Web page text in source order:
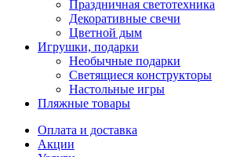
Праздничная светотехника
Декоративные свечи
Цветной дым
Игрушки, подарки
Необычные подарки
Светящиеся конструкторы
Настольные игры
Пляжные товары
Оплата и доставка
Акции